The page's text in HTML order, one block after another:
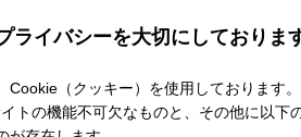
ライバシーを大切にしておりま
Cookie（クッキー）を使用しております。
トの機能不可欠なものと、その他に以下